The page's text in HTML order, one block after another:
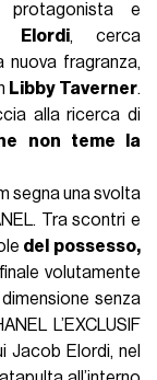
e
Elordi, cerca
nuova fragranza,
Libby Taverner.
alla ricerca di
non teme la
segna una svolta
Tra scontri e
del possesso,
volutamente
senza
L’EXCLUSIF
Jacob Elordi, nel